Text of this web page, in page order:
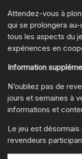
Attendez-vous à
qui se prolongera
tous les aspects du
expériences en
Information
N’oubliez pas de
jours et semaines à
informations et
Le jeu est
revendeurs